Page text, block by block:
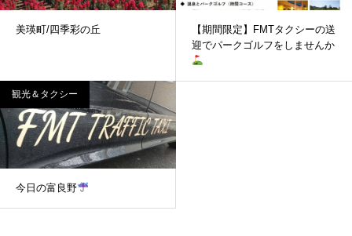
美瑛町/四季彩の丘
【期間限定】FMTタクシーの送
迎でパークゴルフをしませんか
観光＆タクシー
今日の富良野